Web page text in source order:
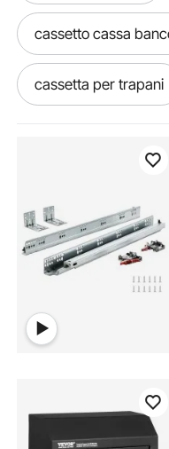
cassetto cassa
cassetta per trapani
cassetta pacchi da
cassetto estraibile 20
cassetta per chiavi
cassetta chiavi
cassetto armadio
set guide per cassetti